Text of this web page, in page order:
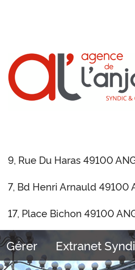
9, Rue Du Haras 49100
7, Bd Henri Arnauld 49100
17, Place Bichon 49100
Gérer Extranet